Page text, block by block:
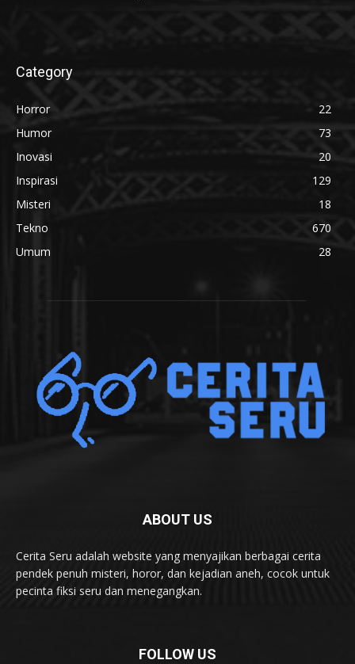
Category
Horror
22
Humor
73
Inovasi
20
Inspirasi
129
Misteri
18
Tekno
670
Umum
28
ABOUT US
Cerita Seru adalah website yang menyajikan berbagai cerita
pendek penuh misteri, horor, dan kejadian aneh, cocok untuk
pecinta fiksi seru dan menegangkan.
FOLLOW US